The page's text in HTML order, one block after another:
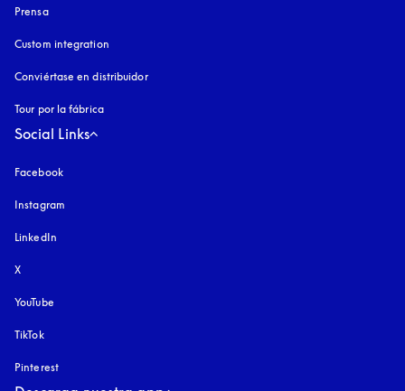
Prensa
Custom integration
Conviértase en distribuidor
Tour por la fábrica
Social Links
Facebook
Instagram
LinkedIn
X
YouTube
TikTok
Pinterest